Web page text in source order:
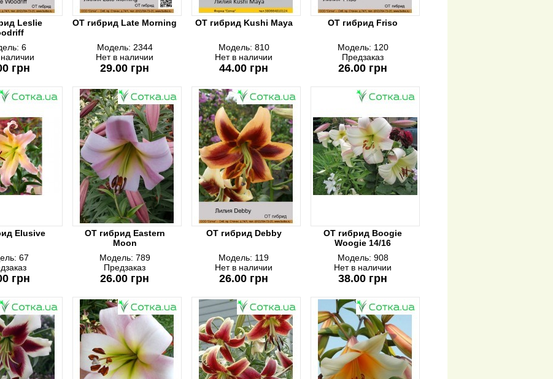
Leslie
6
грн
ОТ гибрид Late Morning
Модель: 2344
Нет в наличии
29.00 грн
ОТ гибрид Kushi Maya
Модель: 810
Нет в наличии
44.00 грн
ОТ гибрид Friso
Модель: 120
Предзаказ
26.00 грн
Elusive
67
грн
ОТ гибрид Eastern
Moon
Модель: 789
Предзаказ
26.00 грн
ОТ гибрид Debby
Модель: 119
Нет в наличии
26.00 грн
ОТ гибрид Boogie
Woogie 14/16
Модель: 908
Нет в наличии
38.00 грн